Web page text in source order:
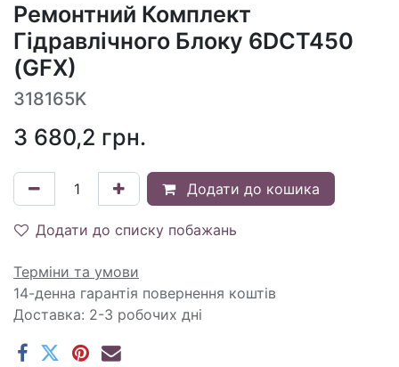
Ремонтний Комплект
Гідравлічного Блоку 6DCT450
(GFX)
318165K
3 680,2 грн.
Додати до кошика
Додати до списку побажань
Терміни та умови
14-денна гарантія повернення коштів
Доставка: 2-3 робочих дні